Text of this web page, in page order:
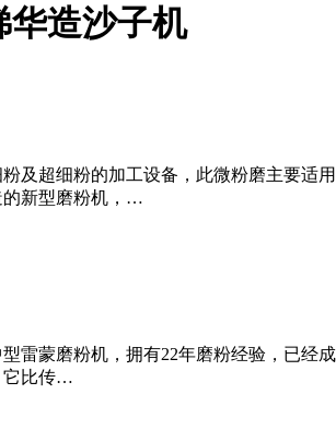
华造沙子机
及超细粉的加工设备，此微粉磨主要适
的新型磨粉机，…
雷蒙磨粉机，拥有22年磨粉经验，已经
它比传…